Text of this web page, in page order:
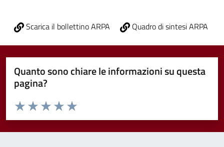
Scarica il bollettino ARPA Quadro di sintesi ARPA
Quanto sono chiare le informazioni su questa
pagina?
Valuta da 1 a 5 stelle la pagina
Valuta 5 stelle su 5
Valuta 4 stelle su 5
Valuta 3 stelle su 5
Valuta 2 stelle su 5
Valuta 1 stelle su 5